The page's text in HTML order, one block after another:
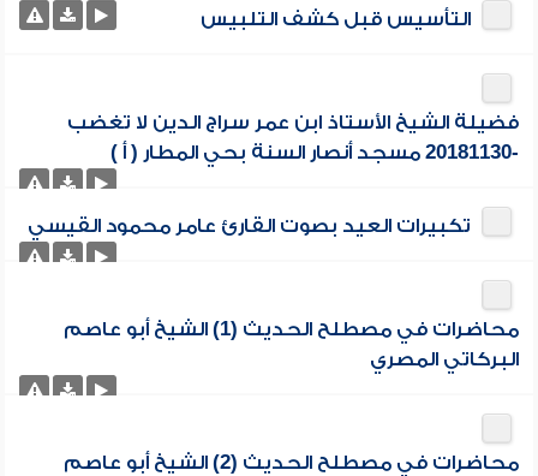
التأسيس قبل كشف التلبيس
فضيلة الشيخ الأستاذ ابن عمر سراج الدين لا تغضب
-20181130 مسجد أنصار السنة بحي المطار ( أ )
تكبيرات العيد بصوت القارئ عامر محمود القيسي
محاضرات في مصطلح الحديث (1) الشيخ أبو عاصم
البركاتي المصري
محاضرات في مصطلح الحديث (2) الشيخ أبو عاصم